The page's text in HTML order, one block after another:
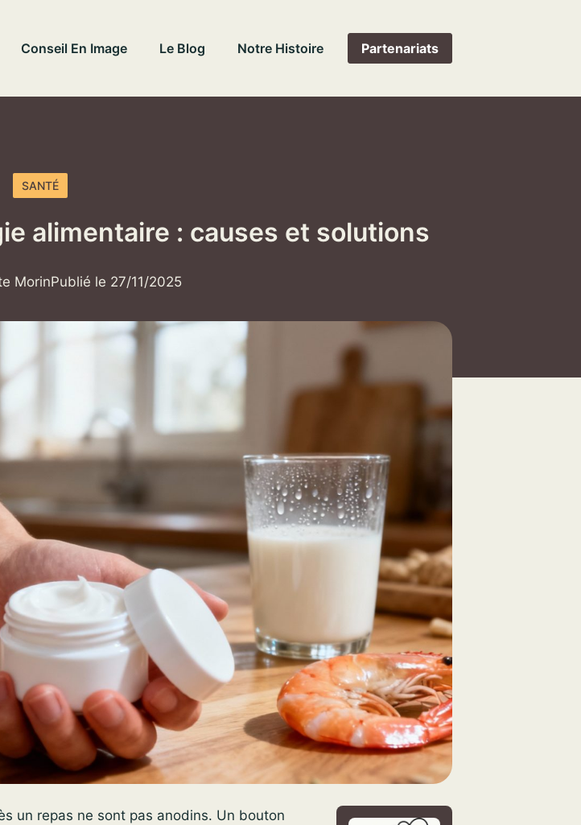
Conseil En Image Le Blog Notre Histoire Partenariats
SANTÉ
alimentaire : causes et solutions
MorinPublié le 27/11/2025
un repas ne sont pas anodins. Un bouton